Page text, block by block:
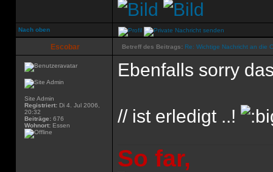
Nach oben
Escobar Betreff des Beitrags: Re: Wichtige Nachricht an die
Site Admin
Registriert: Di 4. Jul 2006,
20:32
Beiträge: 676
Wohnort: Essen
Ebenfalls sorry
// ist erledigt ..!
So far,